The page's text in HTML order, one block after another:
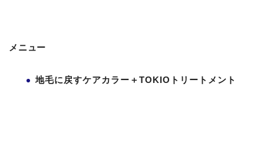
メニュー
地毛に戻すケアカラー＋TOKIOトリートメント